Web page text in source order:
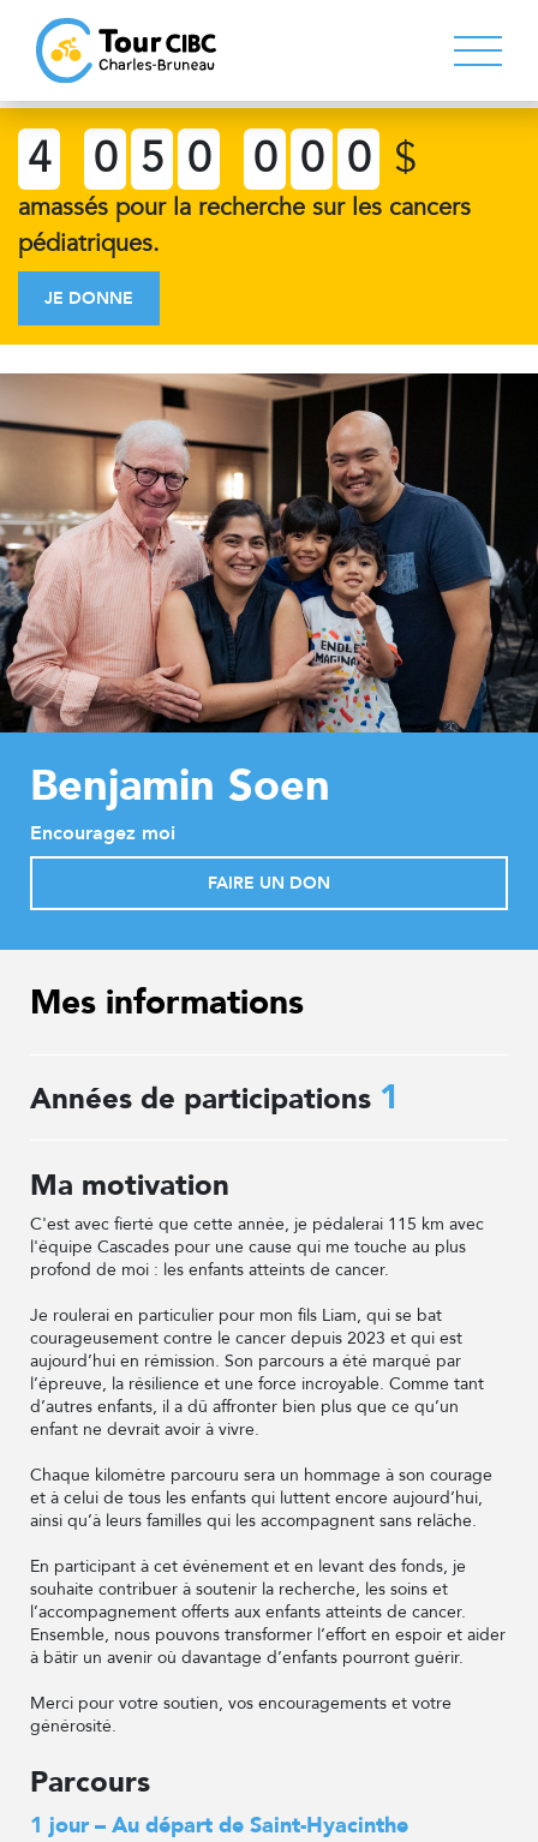
4 0 5 0 0 0 0 $
amassés pour la recherche sur les cancers
pédiatriques.
JE DONNE
Benjamin Soen
Encouragez moi
FAIRE UN DON
Mes informations
Années de participations 1
Ma motivation
C'est avec fierté que cette année, je pédalerai 115 km avec
l'équipe Cascades pour une cause qui me touche au plus
profond de moi : les enfants atteints de cancer.
Je roulerai en particulier pour mon fils Liam, qui se bat
courageusement contre le cancer depuis 2023 et qui est
aujourd’hui en rémission. Son parcours a été marqué par
l’épreuve, la résilience et une force incroyable. Comme tant
d’autres enfants, il a dû affronter bien plus que ce qu’un
enfant ne devrait avoir à vivre.
Chaque kilomètre parcouru sera un hommage à son courage
et à celui de tous les enfants qui luttent encore aujourd’hui,
ainsi qu’à leurs familles qui les accompagnent sans relâche.
En participant à cet événement et en levant des fonds, je
souhaite contribuer à soutenir la recherche, les soins et
l’accompagnement offerts aux enfants atteints de cancer.
Ensemble, nous pouvons transformer l’effort en espoir et aider
à bâtir un avenir où davantage d’enfants pourront guérir.
Merci pour votre soutien, vos encouragements et votre
générosité.
Parcours
1 jour – Au départ de Saint-Hyacinthe